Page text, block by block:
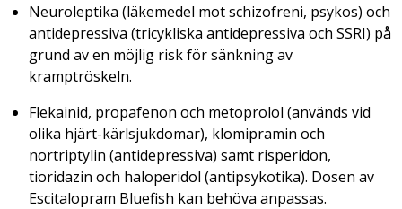
Neuroleptika (läkemedel mot schizofreni, psykos) och
antidepressiva (tricykliska antidepressiva och SSRI) på
grund av en möjlig risk för sänkning av
kramptröskeln.
Flekainid, propafenon och metoprolol (används vid
olika hjärt-kärlsjukdomar), klomipramin och
nortriptylin (antidepressiva) samt risperidon,
tioridazin och haloperidol (antipsykotika). Dosen av
Escitalopram Bluefish kan behöva anpassas.